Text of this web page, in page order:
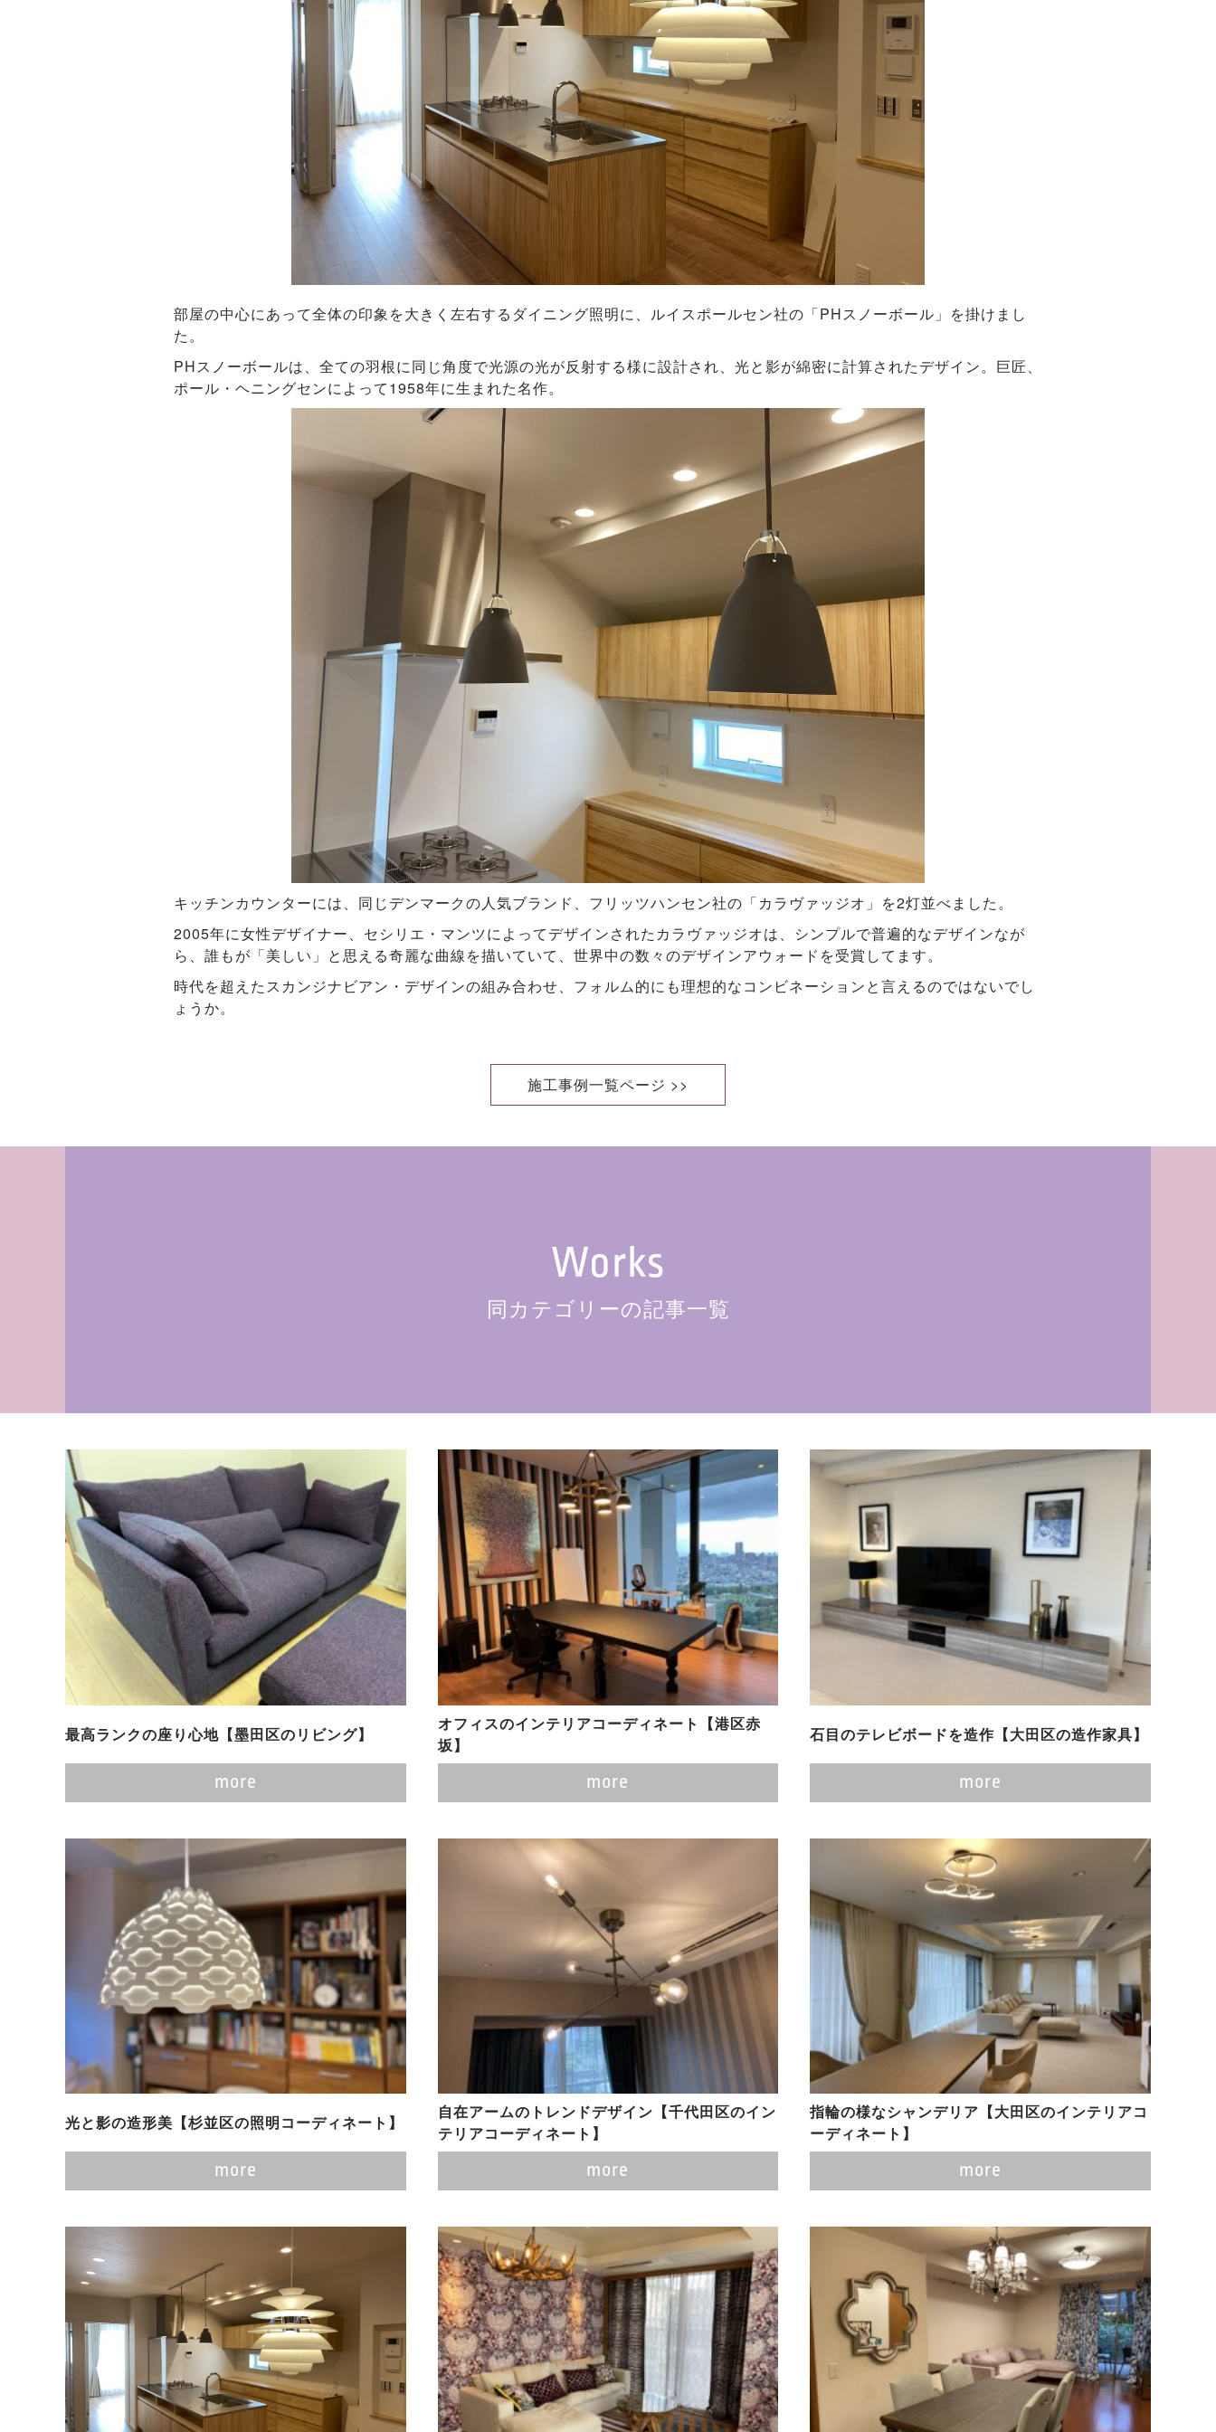
部屋の中心にあって全体の印象を大きく左右するダイニング照明に、ルイスポールセン社の「PHスノーボール」を掛けまし
た。
PHスノーボールは、全ての羽根に同じ角度で光源の光が反射する様に設計され、光と影が綿密に計算されたデザイン。巨匠、
ポール・ヘニングセンによって1958年に生まれた名作。
キッチンカウンターには、同じデンマークの人気ブランド、フリッツハンセン社の「カラヴァッジオ」を2灯並べました。
2005年に女性デザイナー、セシリエ・マンツによってデザインされたカラヴァッジオは、シンプルで普遍的なデザインなが
ら、誰もが「美しい」と思える奇麗な曲線を描いていて、世界中の数々のデザインアウォードを受賞してます。
時代を超えたスカンジナビアン・デザインの組み合わせ、フォルム的にも理想的なコンビネーションと言えるのではないでし
ょうか。
施工事例一覧ページ >>
Works
同カテゴリーの記事一覧
最高ランクの座り心地【墨田区のリビング】
more
オフィスのインテリアコーディネート【港区赤
坂】
more
石目のテレビボードを造作【大田区の造作家具】
more
光と影の造形美【杉並区の照明コーディネート】
more
自在アームのトレンドデザイン【千代田区のイン
テリアコーディネート】
more
指輪の様なシャンデリア【大田区のインテリアコ
ーディネート】
more